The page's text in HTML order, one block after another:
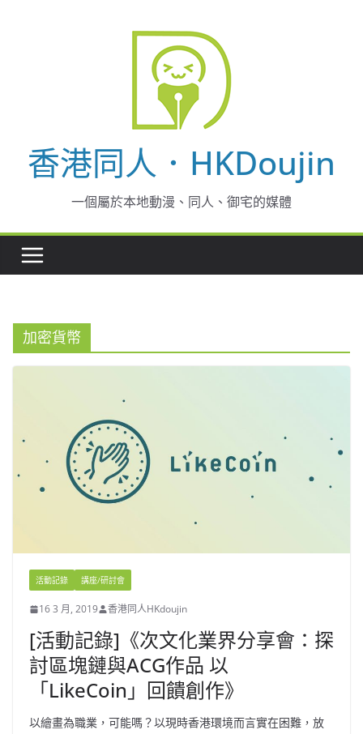
香港同人．HKDoujin
一個屬於本地動漫、同人、御宅的媒體
加密貨幣
活動記錄 講座/研討會
16 3 月, 2019 香港同人HKdoujin
[活動記錄]《次文化業界分享會：探
討區塊鏈與ACG作品 以
「LikeCoin」回饋創作》
以繪畫為職業，可能嗎？以現時香港環境而言實在困難，放